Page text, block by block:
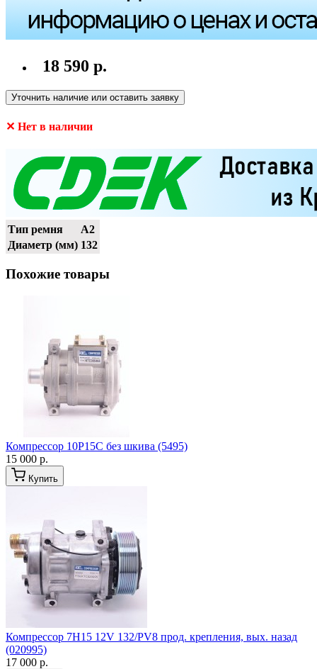
18 590 р.
Уточнить наличие или оставить заявку
✕ Нет в наличии
Тип ремня
A2
Диаметр (мм) 132
Похожие товары
Компрессор 10P15С без шкива (5495)
15 000 р.
Купить
Компрессор 7H15 12V 132/PV8 прод. крепления, вых. назад
(020995)
17 000 р.